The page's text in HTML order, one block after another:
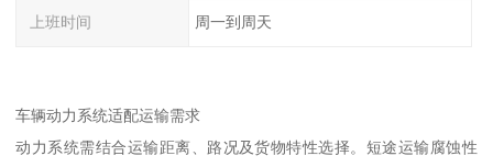
上班时间 周一到周天
车辆动力系统适配运输需求​
动力系统需结合运输距离、路况及货物特性选择。短途运输腐蚀性